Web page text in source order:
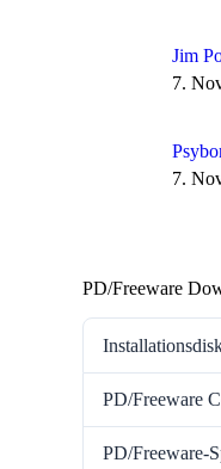
Jim
7.
7.
PD/Freeware
PD/Freeware
PD/Freeware-